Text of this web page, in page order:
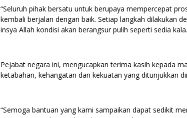
“Seluruh pihak bersatu untuk berupaya mempercepat
kembali berjalan dengan baik. Setiap langkah dilakukan
insya Allah kondisi akan berangsur pulih seperti sedia
Pejabat negara ini, mengucapkan terima kasih kepada
ketabahan, kehangatan dan kekuatan yang ditunjukkan
“Semoga bantuan yang kami sampaikan dapat sedikit